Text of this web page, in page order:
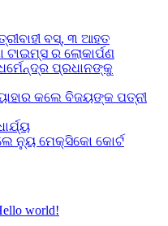
ବସ୍‌, ୩ ଆହତ
ଟାଇମ୍ସ ର ଲୋକାର୍ପଣ
ପ୍ରଧାନଙ୍କୁ
କଲେ ବିଜୟଙ୍କ ପତ୍ନୀ
ନ୍ୟୁ ମେକ୍ସିକୋ କୋର୍ଟ
world!